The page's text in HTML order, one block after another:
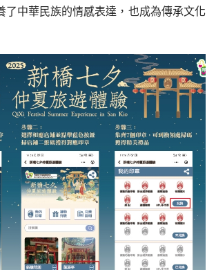
了中華民族的情感表達，也成為傳承文化